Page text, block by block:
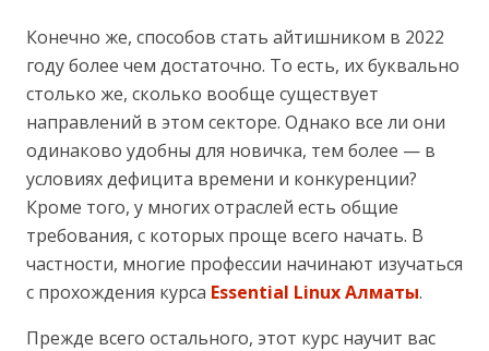
Конечно же, способов стать айтишником в 2022
году более чем достаточно. То есть, их буквально
столько же, сколько вообще существует
направлений в этом секторе. Однако все ли они
одинаково удобны для новичка, тем более — в
условиях дефицита времени и конкуренции?
Кроме того, у многих отраслей есть общие
требования, с которых проще всего начать. В
частности, многие профессии начинают изучаться
с прохождения курса Essential Linux Алматы.
Прежде всего остального, этот курс научит вас